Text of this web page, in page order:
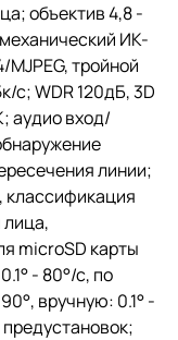
объектив 4,8 -
ИК-
тройной
с; WDR 120дБ, 3D
аудио вход/
линии;
microSD карты
- 80°/с, по
вручную: 0.1° -